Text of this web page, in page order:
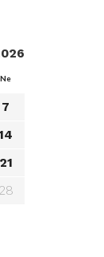
Ne
7
21
28